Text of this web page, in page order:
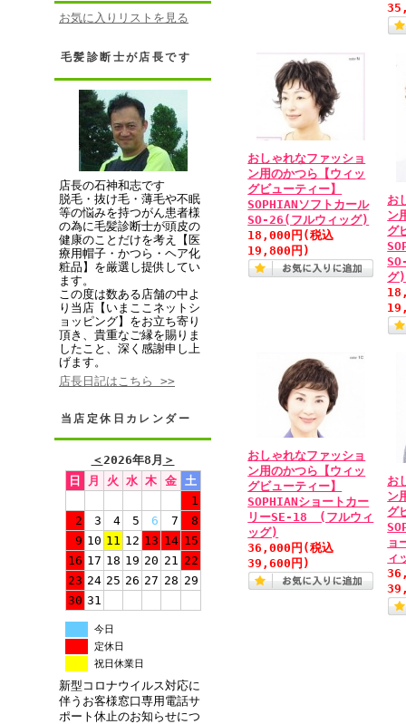
お気に入りリストを見る
毛髪診断士が店長です
店長の石神和志です
脱毛・抜け毛・薄毛や不眠
等の悩みを持つがん患者様
の為に毛髪診断士が頭皮の
健康のことだけを考え【医
療用帽子・かつら・ヘア化
粧品】を厳選し提供してい
ます。
この度は数ある店舗の中よ
り当店【いまここネットシ
ョッピング】をお立ち寄り
頂き、貴重なご縁を賜りま
したこと、深く感謝申し上
げます。
店長日記はこちら >>
当店定休日カレンダー
＜2026年8月 ＞
日
月 火 水 木 金
土
1
2
3 4 5 6 7
8
9 10 11 12 13 14 15
16 17 18 19 20 21 22
23 24 25 26 27 28 29
30 31
今日
定休日
祝日休業日
新型コロナウイルス対応に
伴うお客様窓口専用電話サ
ポート休止のお知らせにつ
おしゃれなファッショ
ン用のかつら【ウィッ
グビューティー】
SOPHIANソフトカール
SO-26(フルウィッグ)
18,000円 (税込
19,800円)
お
ン
グ
グ)
おしゃれなファッショ
ン用のかつら【ウィッ
グビューティー】
SOPHIANショートカー
リーSE-18 (フルウィ
ッグ)
36,000円 (税込
39,600円)
お
ン
グ
ョ
ィ